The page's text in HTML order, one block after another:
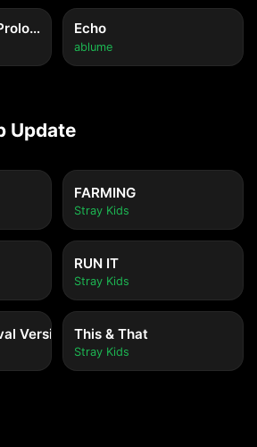
Never Far Away (Prologue) Echo
ablume
Update
FARMING
Stray Kids
RUN IT
Stray Kids
Version) This & That
Stray Kids